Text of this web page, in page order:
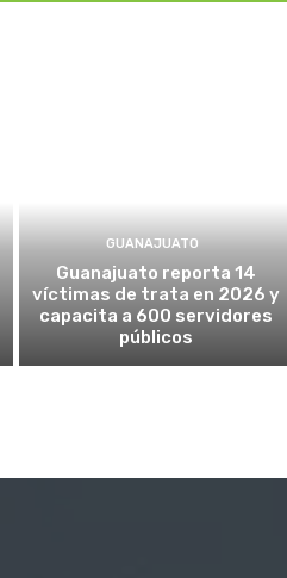
GUANAJUATO
Guanajuato reporta 14
víctimas de trata en 2026 y
capacita a 600 servidores
públicos